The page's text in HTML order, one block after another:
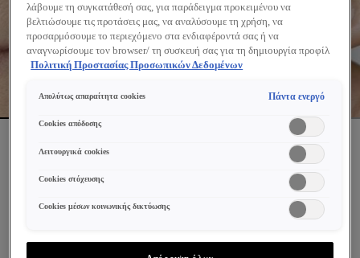
NEOVADIOL
MENO 5 BI-SERUM ΟΡΌΣ
λάβουμε τη συγκατάθεσή σας, για παράδειγμα προκειμένου να
βελτιώσουμε τις προτάσεις μας, να αναλύσουμε τη χρήση, να
προσαρμόσουμε το περιεχόμενο στα ενδιαφέροντά σας ή να
αναγνωρίσουμε τον browser/ τη συσκευή σας για τη δημιουργία προφίλ
με τα ενδιαφέροντά σας και να σας δείχνουμε σχετικό διαφημιστικό
cookies τα οποία δεν είναι απαραίτητα («Αποδοχή όλων»), να τα
επιλογές σας («Αποθήκευση επιλογών»). Μπορείτε επίσης, ανά πάσα
(επιλέγοντας το link «Ρυθμίσεις για τα cookies»). Περισσότερες
Πολιτική Προστασίας Προσωπικών Δεδομένων
Απολύτως απαραίτητα cookies Πάντα ενεργό
Cookies απόδοσης
Λειτουργικά cookies
Cookies στόχευσης
Cookies μέσων κοινωνικής δικτύωσης